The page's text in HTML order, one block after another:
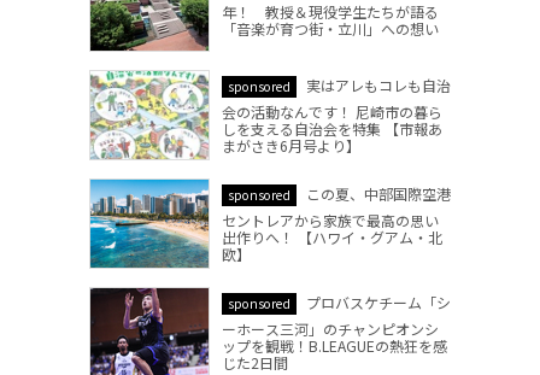
年！ 教授＆現役学生たちが語る
「音楽が育つ街・立川」への想い
sponsored
実はアレもコレも自治
会の活動なんです！ 尼崎市の暮ら
しを支える自治会を特集 【市報あ
まがさき6月号より】
sponsored
この夏、中部国際空港
セントレアから家族で最高の思い
出作りへ！ 【ハワイ・グアム・北
欧】
sponsored
プロバスケチーム「シ
ーホース三河」のチャンピオンシ
ップを観戦！B.LEAGUEの熱狂を感
じた2日間